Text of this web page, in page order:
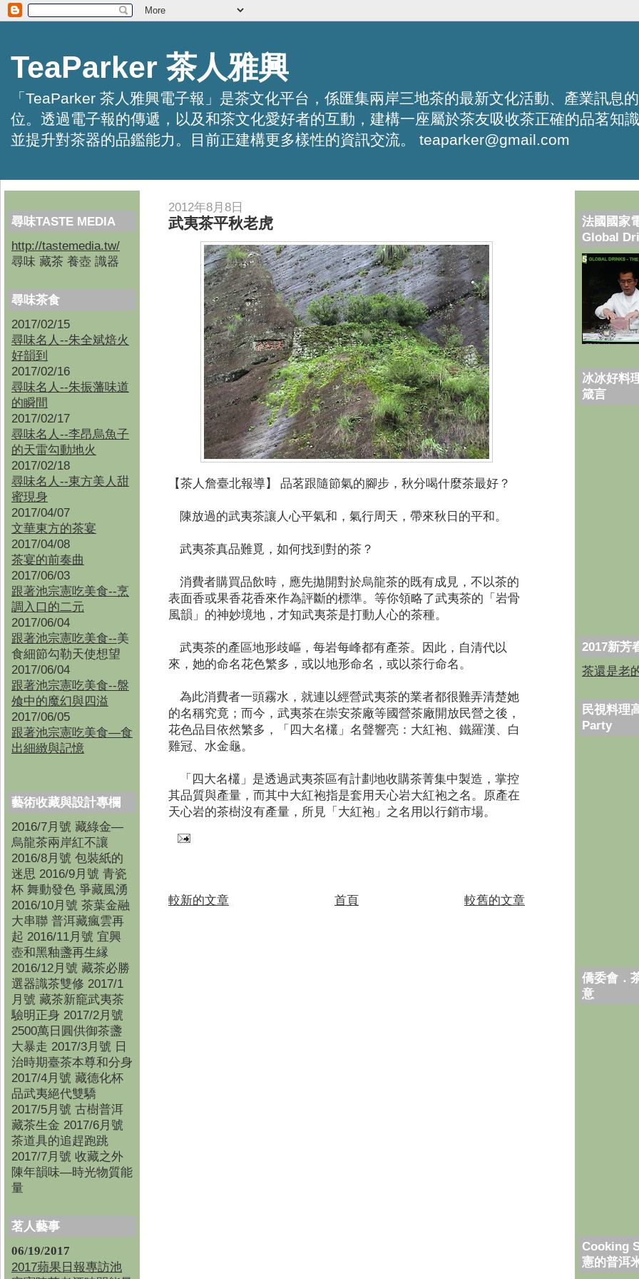
TeaParker 茶人雅興
「TeaParker 茶人雅興電子報」是茶文化平台，係匯集兩岸三地茶的最新文化活動、產業訊息
位。透過電子報的傳遞，以及和茶文化愛好者的互動，建構一座屬於茶友吸收茶正確的品茗知
並提升對茶器的品鑑能力。目前正建構更多樣性的資訊交流。 teaparker@gmail.com
尋味TASTE MEDIA
http://tastemedia.tw/
尋味 藏茶 養壺 識器
尋味茶食
2017/02/15
尋味名人--朱全斌焙火
好韻到
2017/02/16
尋味名人--朱振藩味道
的瞬間
2017/02/17
尋味名人--李昂烏魚子
的天雷勾動地火
2017/02/18
尋味名人--東方美人甜
蜜現身
2017/04/07
文華東方的茶宴
2017/04/08
茶宴的前奏曲
2017/06/03
跟著池宗憲吃美食--烹
調入口的二元
2017/06/04
跟著池宗憲吃美食--美
食細節勾勒天使想望
2017/06/04
跟著池宗憲吃美食--盤
飧中的魔幻與四溢
2017/06/05
跟著池宗憲吃美食—食
出細緻與記憶
藝術收藏與設計專欄
2016/7月號 藏綠金—
烏龍茶兩岸紅不讓
2016/8月號 包裝紙的
迷思 2016/9月號 青瓷
杯 舞動發色 爭藏風湧
2016/10月號 茶葉金融
大串聯 普洱藏瘋雲再
起 2016/11月號 宜興
壺和黑釉盞再生縁
2016/12月號 藏茶必勝
選器識茶雙修 2017/1
月號 藏茶新竉武夷茶
驗明正身 2017/2月號
2500萬日圓供御茶盞
大暴走 2017/3月號 日
治時期臺茶本尊和分身
2017/4月號 藏德化杯
品武夷絕代雙驕
2017/5月號 古樹普洱
藏茶生金 2017/6月號
茶道具的追趕跑跳
2017/7月號 收藏之外
陳年韻味—時光物質能
量
茗人藝事
06/19/2017
2017蘋果日報專訪池
2012年8月8日
武夷茶平秋老虎
【茶人詹臺北報導】 品茗跟隨節氣的腳步，秋分喝什麼茶最好？
陳放過的武夷茶讓人心平氣和，氣行周天，帶來秋日的平和。
武夷茶真品難覓，如何找到對的茶？
消費者購買品飲時，應先拋開對於烏龍茶的既有成見，不以茶的
表面香或果香花香來作為評斷的標準。等你領略了武夷茶的「岩骨
風韻」的神妙境地，才知武夷茶是打動人心的茶種。
武夷茶的產區地形歧嶇，每岩每峰都有產茶。因此，自清代以
來，她的命名花色繁多，或以地形命名，或以茶行命名。
為此消費者一頭霧水，就連以經營武夷茶的業者都很難弄清楚她
的名稱究竟；而今，武夷茶在崇安茶廠等國營茶廠開放民營之後，
花色品目依然繁多，「四大名欉」名聲響亮：大紅袍、鐵羅漢、白
雞冠、水金龜。
「四大名欉」是透過武夷茶區有計劃地收購茶菁集中製造，掌控
其品質與產量，而其中大紅袍指是套用天心岩大紅袍之名。原產在
天心岩的茶樹沒有產量，所見「大紅袍」之名用以行銷市場。
較新的文章 較舊的文章
首頁
法國國家
Global
冰冰好料
箴言
2017新芳
茶還是老
民視料理
Party
僑委會．
意
Cooking
憲的普洱